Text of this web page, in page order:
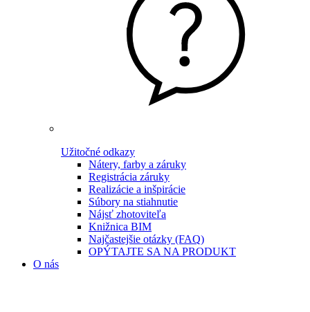
Užitočné odkazy
Nátery, farby a záruky
Registrácia záruky
Realizácie a inšpirácie
Súbory na stiahnutie
Nájsť zhotoviteľa
Knižnica BIM
Najčastejšie otázky (FAQ)
OPÝTAJTE SA NA PRODUKT
O nás